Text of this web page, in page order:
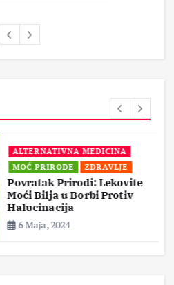
MEDICINA
PRIRODE
ZDRAVLJE
Prirodi: Lekovite
Bilja u Borbi Protiv
Maja, 2024